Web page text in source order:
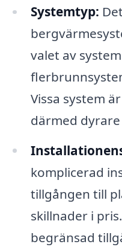
Systemtyp:
valet av
Vissa system
därmed
komplicerad
tillgången till
skillnader i
begränsad